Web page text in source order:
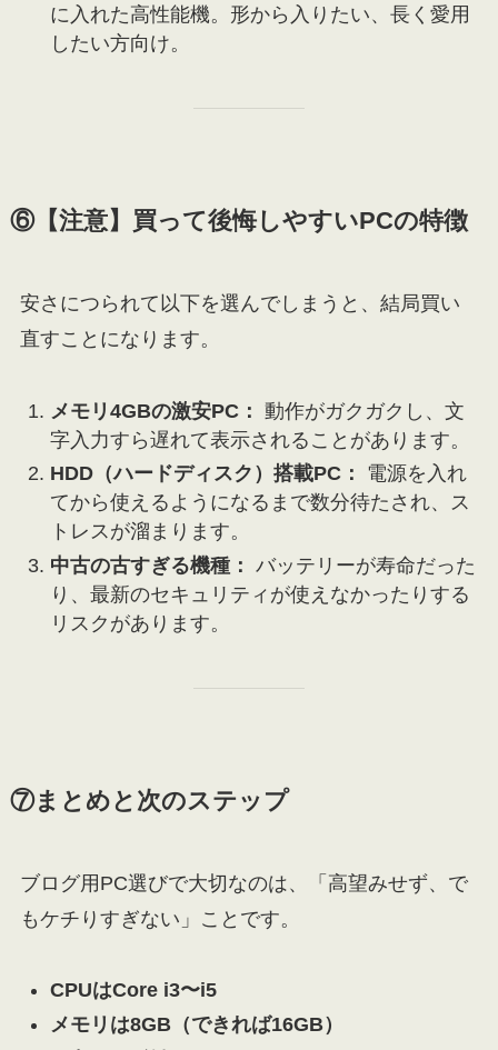
に入れた高性能機。形から入りたい、長く愛用
したい方向け。
⑥【注意】買って後悔しやすいPCの特徴
安さにつられて以下を選んでしまうと、結局買い
直すことになります。
メモリ4GBの激安PC： 動作がガクガクし、文
字入力すら遅れて表示されることがあります。
HDD（ハードディスク）搭載PC：
電源を入れ
てから使えるようになるまで数分待たされ、ス
トレスが溜まります。
中古の古すぎる機種： バッテリーが寿命だった
り、最新のセキュリティが使えなかったりする
リスクがあります。
⑦まとめと次のステップ
ブログ用PC選びで大切なのは、「高望みせず、で
もケチりすぎない」ことです。
CPUはCore i3〜i5
メモリは8GB（できれば16GB）